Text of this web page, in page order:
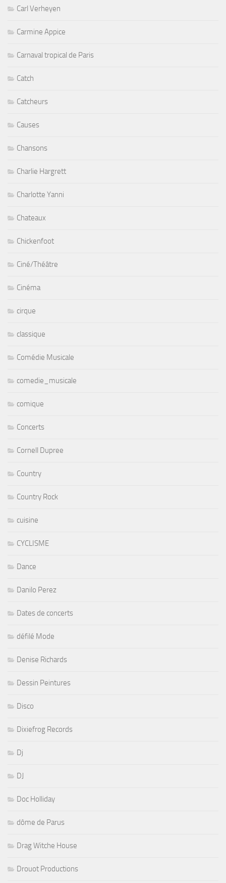
Carl Verheyen
Carmine Appice
Carnaval tropical de Paris
Catch
Catcheurs
Causes
Chansons
Charlie Hargrett
Charlotte Yanni
Chateaux
Chickenfoot
Ciné/Théâtre
Cinéma
cirque
classique
Comédie Musicale
comedie_musicale
comique
Concerts
Cornell Dupree
Country
Country Rock
cuisine
CYCLISME
Dance
Danilo Perez
Dates de concerts
défilé Mode
Denise Richards
Dessin Peintures
Disco
Dixiefrog Records
Dj
DJ
Doc Holliday
dôme de Parus
Drag Witche House
Drouot Productions